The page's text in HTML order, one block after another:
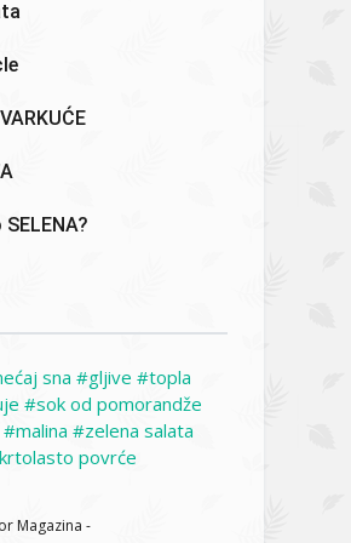
sna gljive
topla
sok od pomorandže
malina
zelena salata
krtolasto povrće
Magazina -